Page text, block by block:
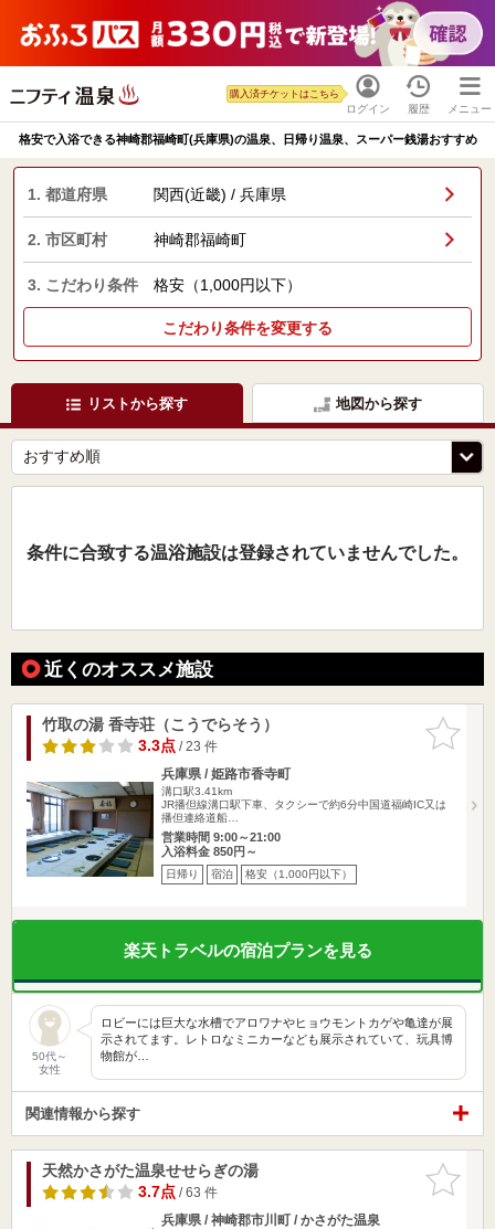
ログイン
購入済チケットはこちら
履歴 メニュー
格安で入浴できる神崎郡福崎町(兵庫県)の温泉、日帰り温泉、スーパー銭湯おすすめ
1. 都道府県 関西(近畿) / 兵庫県
2. 市区町村 神崎郡福崎町
3. こだわり条件 格安（1,000円以下）
こだわり条件を変更する
リストから探す 地図から探す
条件に合致する温浴施設は登録されていませんでした。
近くのオススメ施設
お気に入
りに追加
竹取の湯 香寺荘（こうでらそう）
3.3点/ 23 件
兵庫県 / 姫路市香寺町
溝口駅3.41km
JR播但線溝口駅下車、タクシーで約6分中国道福崎IC又は
播但連絡道船…
営業時間 9:00～21:00
入浴料金 850円～
日帰り 宿泊 格安（1,000円以下）
楽天トラベルの宿泊プランを見る
50代～
女性
ロビーには巨大な水槽でアロワナやヒョウモントカゲや亀達が展
示されてます。レトロなミニカーなども展示されていて、玩具博
物館が…
関連情報から探す
お気に入
りに追加
天然かさがた温泉せせらぎの湯
3.7点/ 63 件
兵庫県 / 神崎郡市川町 / かさがた温泉